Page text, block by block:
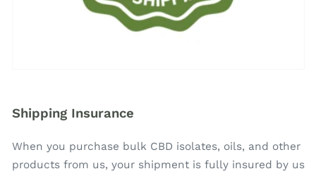
Shipping Insurance
When you purchase bulk CBD isolates, oils, and other
products from us, your shipment is fully insured by us